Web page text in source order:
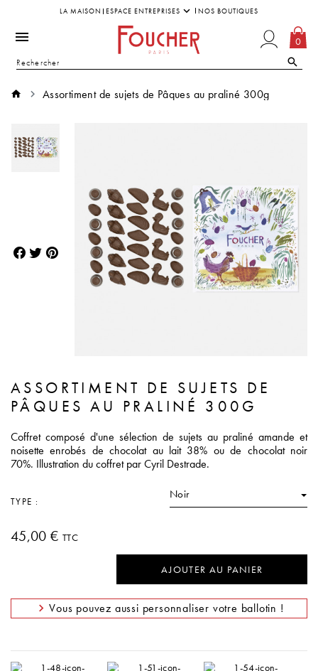
LA MAISON ESPACE ENTREPRISES NOS BOUTIQUES
0
Assortiment de sujets de Pâques au praliné 300g
ASSORTIMENT DE SUJETS DE
PÂQUES AU PRALINÉ 300G
Coffret composé d'une sélection de sujets au praliné amande et
noisette enrobés de chocolat au lait 38% ou de chocolat noir
70%. Illustration du coffret par Cyril Destrade.
TYPE :
Noir
45,00 € TTC
AJOUTER AU PANIER
Vous pouvez aussi personnaliser votre ballotin !